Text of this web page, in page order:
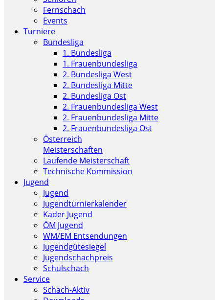
Fernschach
Events
Turniere
Bundesliga
1. Bundesliga
1. Frauenbundesliga
2. Bundesliga West
2. Bundesliga Mitte
2. Bundesliga Ost
2. Frauenbundesliga West
2. Frauenbundesliga Mitte
2. Frauenbundesliga Ost
Österreich
Meisterschaften
Laufende Meisterschaft
Technische Kommission
Jugend
Jugend
Jugendturnierkalender
Kader Jugend
ÖM Jugend
WM/EM Entsendungen
Jugendgütesiegel
Jugendschachpreis
Schulschach
Service
Schach-Aktiv